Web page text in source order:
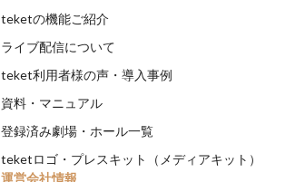
teketの機能ご紹介
ライブ配信について
teket利用者様の声・導入事例
資料・マニュアル
登録済み劇場・ホール一覧
teketロゴ・プレスキット（メディアキット）
運営会社情報